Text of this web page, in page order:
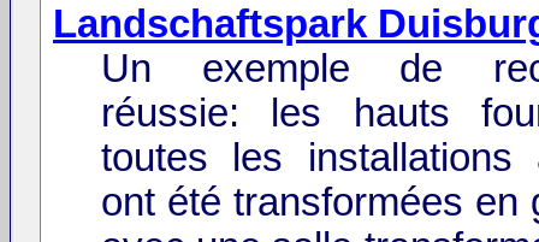
Landschaftspark
Un exemple de
réussie: les hauts
toutes les installations
ont été transformées en